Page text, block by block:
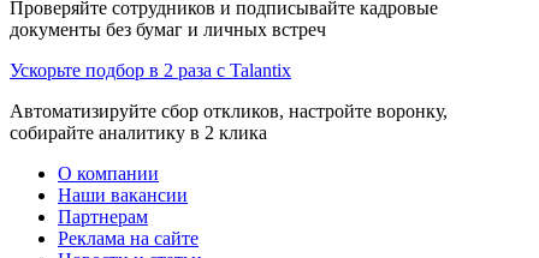
Проверяйте сотрудников и подписывайте кадровые
документы без бумаг и личных встреч
Ускорьте подбор в 2 раза с Talantix
Автоматизируйте сбор откликов, настройте воронку,
собирайте аналитику в 2 клика
О компании
Наши вакансии
Партнерам
Реклама на сайте